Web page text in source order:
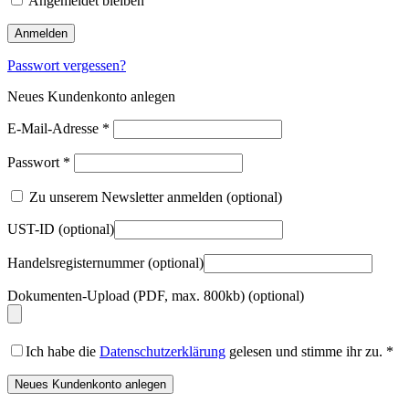
Anmelden
Passwort vergessen?
Neues Kundenkonto anlegen
E-Mail-Adresse *
Passwort *
Zu unserem Newsletter anmelden (optional)
UST-ID (optional)
Handelsregisternummer(optional)
Dokumenten-Upload (PDF, max. 800kb) (optional)
Ich habe die Datenschutzerklärung gelesen und stimme ihr zu. *
Neues Kundenkonto anlegen